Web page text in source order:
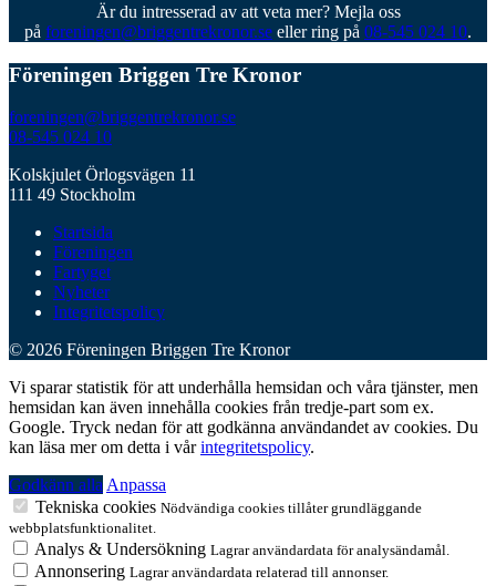
Är du intresserad av att veta mer? Mejla oss
på foreningen@briggentrekronor.se eller ring på 08-545 024 10.
Föreningen Briggen Tre Kronor
foreningen@briggentrekronor.se
08-545 024 10
Kolskjulet Örlogsvägen 11
111 49 Stockholm
Startsida
Föreningen
Fartyget
Nyheter
Integritetspolicy
© 2026 Föreningen Briggen Tre Kronor
Vi sparar statistik för att underhålla hemsidan och våra tjänster, men
hemsidan kan även innehålla cookies från tredje-part som ex.
Google. Tryck nedan för att godkänna användandet av cookies. Du
kan läsa mer om detta i vårintegritetspolicy.
Godkänn alla Anpassa
Tekniska cookies Nödvändiga cookies tillåter grundläggande
webbplatsfunktionalitet.
Analys & Undersökning Lagrar användardata för analysändamål.
Annonsering Lagrar användardata relaterad till annonser.